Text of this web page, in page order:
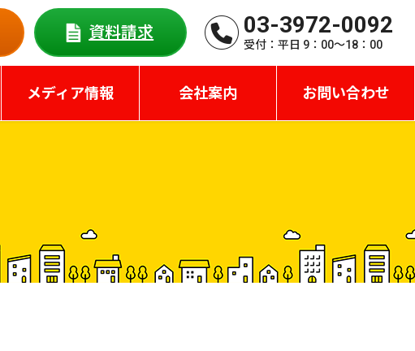
資料請求 03-3972-0092
受付：平日 9：00〜18：00
メディア情報 会社案内 お問い合わせ